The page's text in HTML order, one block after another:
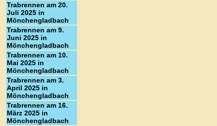
Trabrennen am 20.
Juli 2025 in
Mönchengladbach
Trabrennen am 9.
Juni 2025 in
Mönchengladbach
Trabrennen am 10.
Mai 2025 in
Mönchengladbach
Trabrennen am 3.
April 2025 in
Mönchengladbach
Trabrennen am 16.
März 2025 in
Mönchengladbach